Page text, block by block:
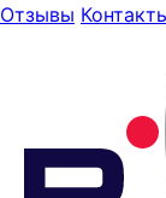
Отзывы